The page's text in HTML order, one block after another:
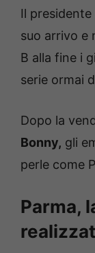
Il
suo arrivo e
B alla fine i
serie ormai
Dopo la
Bonny, gli
perle come
Parma,